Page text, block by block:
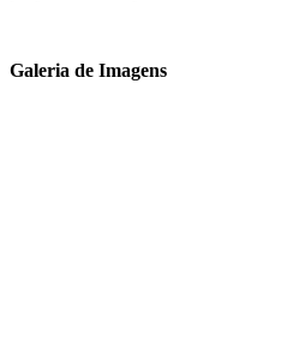
Galeria de Imagens